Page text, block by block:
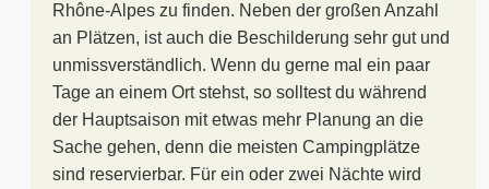
Rhône-Alpes zu finden. Neben der großen Anzahl
an Plätzen, ist auch die Beschilderung sehr gut und
unmissverständlich. Wenn du gerne mal ein paar
Tage an einem Ort stehst, so solltest du während
der Hauptsaison mit etwas mehr Planung an die
Sache gehen, denn die meisten Campingplätze
sind reservierbar. Für ein oder zwei Nächte wird